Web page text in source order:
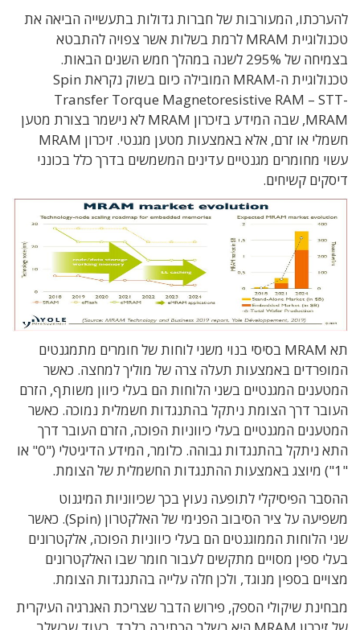
להערכתו, המעורבות של חברות גדולות בתעשייה הביאה את
טכנולוגיית MRAM לרמת בשלות אשר צפויה להתבטא
בצמיחה של 295% לשנה במהלך חמש השנים הבאות.
טכנולוגיית ה-MRAM המובילה כיום בשוק נקראת Spin
Transfer Torque Magnetoresistive RAM – STT-
MRAM, שבה המידע בזיכרון MRAM לא נישמר בצורת מטען
חשמלי או זרם, אלא באמצעות מטען מגנטי. זיכרון MRAM
עשוי מחומרים מגנטיים עדינים המשמשים בדרך כלל בכונני
דיסקים קשיחים.
תא MRAM בסיסי בנוי משני לוחות של חומרים מתמגנטים
המופרדים באמצעות תעלה צרה של מוליך למחצה. כאשר
המטענים המגנטיים בשני הלוחות הם בעלי כיוון משותף, הזרם
העובר דרך הצומת ניתקל בהתנגדות חשמלית נמוכה. כאשר
המטענים המגנטיים בעלי כיווניות הפוכה, הזרם העובר דרך
התא ניתקל בהתנגדות גבוהה. כלומר, המידע הדיגיטלי ("0" או
"1") מיוצג באמצעות ההתנגדות החשמלית של הצומת.
ההסבר הפיסיקלי לתופעה נעוץ בכך שכיווניות המיגנוט
משפיעה על ציר הסיבוב הפנימי של האלקטרון (Spin). כאשר
שני הלוחות הממוגנטים הם בעלי כיווניות הפוכה, אלקטרונים
בעלי ספין מסויים מתקשים לעבור חומר שבו האלקטרונים
מצויים בספין מנוגד, ולכן חלה עלייה בהתנגדות הצומת.
מבחינת שיקולי הספק, פירוש הדבר שצריכת האנרגיה העיקרית